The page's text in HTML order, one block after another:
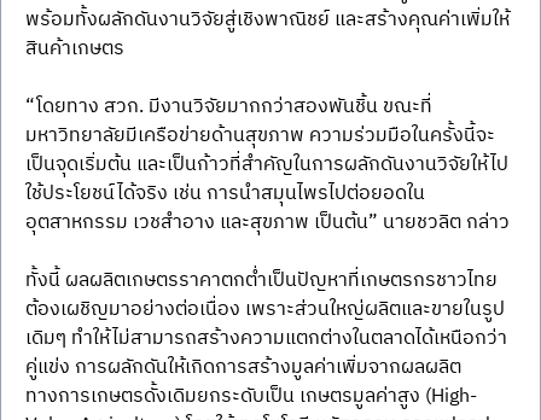
พร้อมทั้งผลักดันงานวิจัยสู่เชิงพาณิชย์ และสร้างคุณค่าเพิ่มให้
สินค้าเกษตร
“โดยทาง สวก. มีงานวิจัยมากกว่าสองพันชิ้น ขณะที่
มหาวิทยาลัยมีเครือข่ายด้านสุขภาพ ความร่วมมือในครั้งนี้จะ
เป็นจุดเริ่มต้น และเป็นก้าวที่สำคัญในการผลักดันงานวิจัยให้ไป
ใช้ประโยชน์ได้จริง เช่น การนำสมุนไพรไปต่อยอดใน
อุตสาหกรรม เวชสำอาง และสุขภาพ เป็นต้น” นายชวลิต กล่าว
ทั้งนี้ ผลผลิตเกษตรราคาตกต่ำเป็นปัญหาที่เกษตรกรชาวไทย
ต้องเผชิญมาอย่างต่อเนื่อง เพราะส่วนใหญ่ผลิตและขายในรูป
เดิมๆ ทำให้ไม่สามารถสร้างความแตกต่างในตลาดได้เหนือกว่า
คู่แข่ง การผลักดันให้เกิดการสร้างมูลค่าเพิ่มจากผลผลิต
ทางการเกษตรดั้งเดิมยกระดับเป็น เกษตรมูลค่าสูง (High-